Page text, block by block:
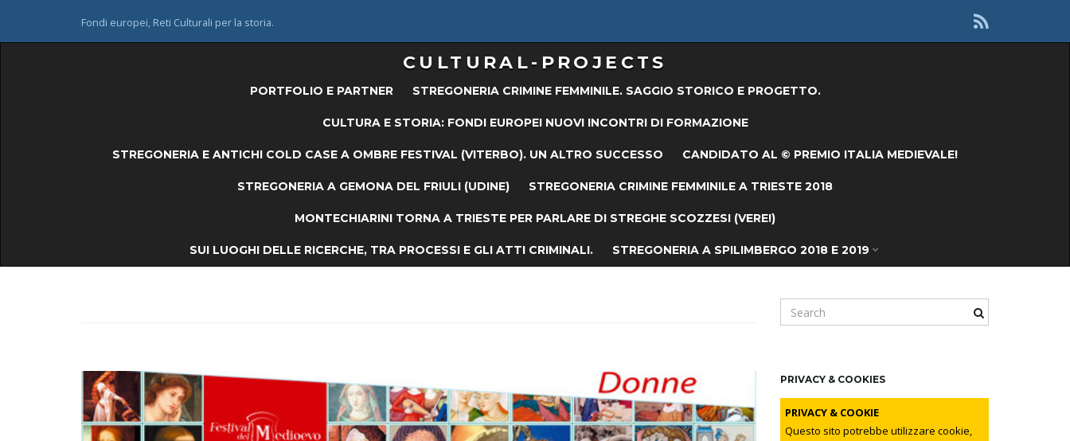
Fondi europei, Reti Culturali per la storia.
CULTURAL-PROJECTS
PORTFOLIO E PARTNER STREGONERIA CRIMINE FEMMINILE. SAGGIO STORICO E PROGETTO.
CULTURA E STORIA: FONDI EUROPEI NUOVI INCONTRI DI FORMAZIONE
STREGONERIA E ANTICHI COLD CASE A OMBRE FESTIVAL (VITERBO). UN ALTRO SUCCESSO CANDIDATO AL © PREMIO ITALIA MEDIEVALE!
STREGONERIA A GEMONA DEL FRIULI (UDINE) STREGONERIA CRIMINE FEMMINILE A TRIESTE 2018
MONTECHIARINI TORNA A TRIESTE PER PARLARE DI STREGHE SCOZZESI (VERE!)
SUI LUOGHI DELLE RICERCHE, TRA PROCESSI E GLI ATTI CRIMINALI. STREGONERIA A SPILIMBERGO 2018 E 2019
e
c
k
e
PRIVACY & COOKIES
PRIVACY & COOKIE
Questo sito potrebbe utilizzare cookie,